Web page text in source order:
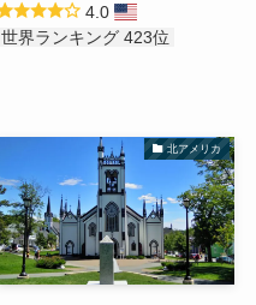
4.0
世界ランキング 423位
北アメリカ